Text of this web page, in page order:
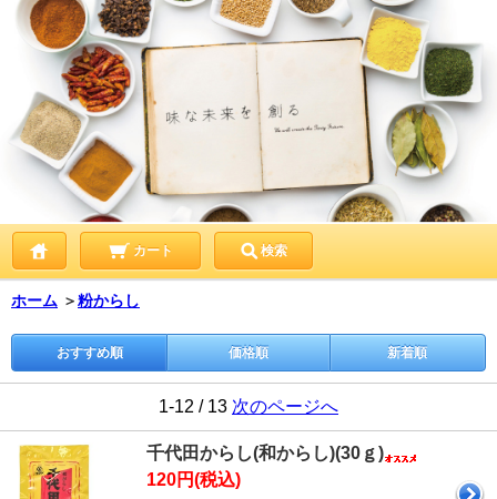
カート 検索
ホーム ＞粉からし
おすすめ順 価格順 新着順
1-12 / 13 次のページへ
千代田からし(和からし)(30ｇ)
120円(税込)